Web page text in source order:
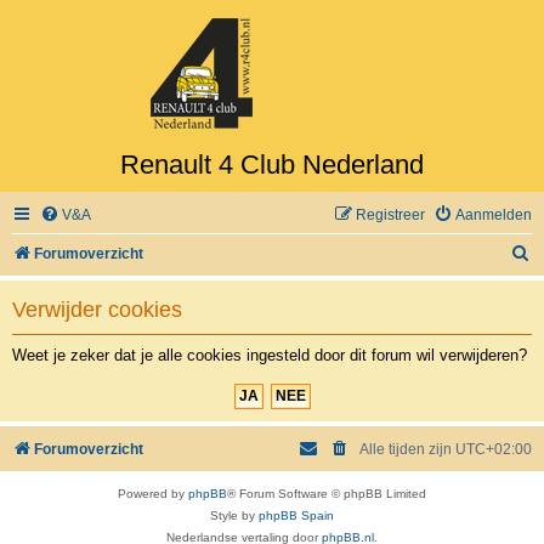
Renault 4 Club Nederland
V&A Aanmelden
Registreer
Forumoverzicht
o
Verwijder cookies
Weet je zeker dat je alle cookies ingesteld door dit forum wil verwijderen?
Forumoverzicht Alle tijden zijn UTC+02:00
Powered by phpBB® Forum Software © phpBB Limited
Style by phpBB Spain
Nederlandse vertaling doorphpBB.nl